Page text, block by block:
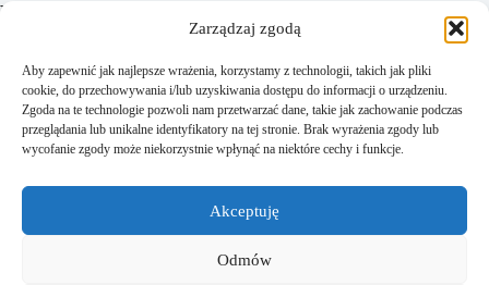
Zarządzaj zgodą
Aby zapewnić jak najlepsze wrażenia, korzystamy z technologii, takich jak pliki
cookie, do przechowywania i/lub uzyskiwania dostępu do informacji o urządzeniu.
Zgoda na te technologie pozwoli nam przetwarzać dane, takie jak zachowanie podczas
przeglądania lub unikalne identyfikatory na tej stronie. Brak wyrażenia zgody lub
wycofanie zgody może niekorzystnie wpłynąć na niektóre cechy i funkcje.
Akceptuję
Odmów
Pomoc
Jak kupować?
Częste pytania
Polityka prywatności
Regulamin sklepu